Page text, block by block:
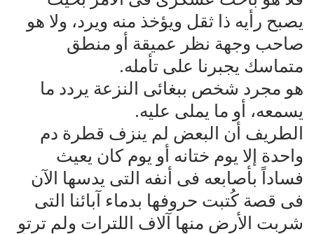
يصبح رأيه ذا ثقل ويؤخذ منه ويرد، ولا هو
صاحب وجهة نظر عميقة أو منطق
متماسك يجبرنا على تأمله.
هو مجرد شخص ببغائى النزعة يردد ما
يسمعه، أو ما يملى عليه.
الطريف أن البعض لم ينزف قطرة دم
واحدة إلا يوم ختانه أو يوم كان يعيث
فساداً بأصابعه فى أنفه التى يدسها الآن
فى قصة كُتبت حروفها بدماء آبائنا التى
شربت الأرض منها آلاف اللترات ولم ترتوِ